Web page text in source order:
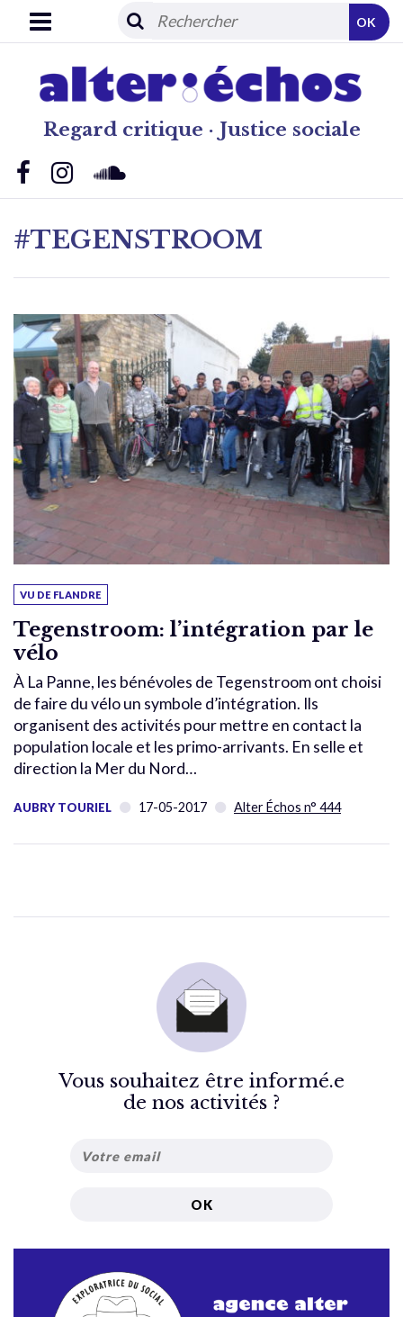
Regard critique · Justice sociale
OK
#TEGENSTROOM
VU DE FLANDRE
Tegenstroom: l’intégration par le
vélo
À La Panne, les bénévoles de Tegenstroom ont choisi
de faire du vélo un symbole d’intégration. Ils
organisent des activités pour mettre en contact la
population locale et les primo-arrivants. En selle et
direction la Mer du Nord…
AUBRY TOURIEL 17-05-2017 Alter Échos n° 444
Vous souhaitez être informé.e
de nos activités ?